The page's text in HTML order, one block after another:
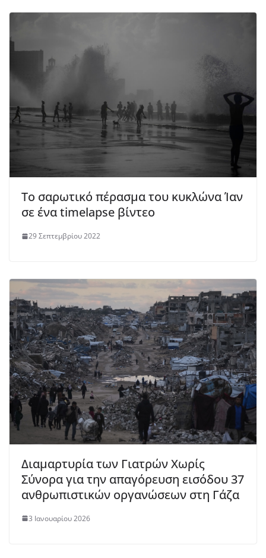
Το σαρωτικό πέρασμα του κυκλώνα Ίαν
σε ένα timelapse βίντεο
29 Σεπτεμβρίου 2022
Διαμαρτυρία των Γιατρών Χωρίς
Σύνορα για την απαγόρευση εισόδου 37
ανθρωπιστικών οργανώσεων στη Γάζα
3 Ιανουαρίου 2026